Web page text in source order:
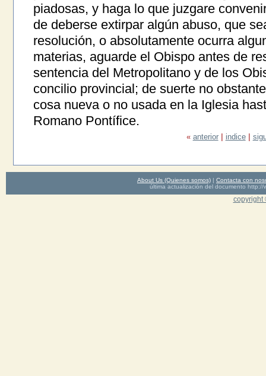
piadosas, y haga lo que juzgare
de deberse extirpar algún abuso, que
resolución, o absolutamente ocurra
materias, aguarde el Obispo antes de
sentencia del Metropolitano y de los
concilio provincial; de suerte no
cosa nueva o no usada en la Iglesia
Romano Pontífice.
« anterior indice
About Us (Quienes somos) | Contacta con
última actualización del documento http://
copyright